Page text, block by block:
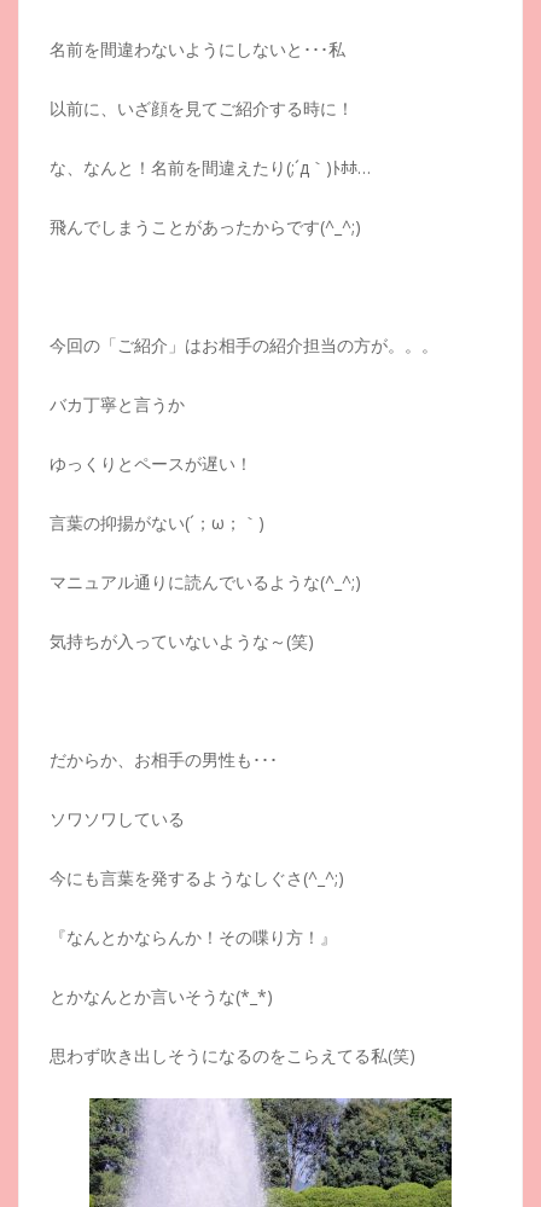
名前を間違わないようにしないと･･･私
以前に、いざ顔を見てご紹介する時に！
な、なんと！名前を間違えたり(;´д｀)ﾄﾎﾎ…
飛んでしまうことがあったからです(^_^;)
今回の「ご紹介」はお相手の紹介担当の方が。。。
バカ丁寧と言うか
ゆっくりとペースが遅い！
言葉の抑揚がない(´；ω；｀)
マニュアル通りに読んでいるような(^_^;)
気持ちが入っていないような～(笑)
だからか、お相手の男性も･･･
ソワソワしている
今にも言葉を発するようなしぐさ(^_^;)
『なんとかならんか！その喋り方！』
とかなんとか言いそうな(*_*)
思わず吹き出しそうになるのをこらえてる私(笑)